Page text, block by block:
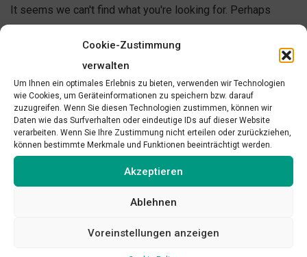
Cookie-Zustimmung
verwalten
Um Ihnen ein optimales Erlebnis zu bieten, verwenden wir Technologien
wie Cookies, um Geräteinformationen zu speichern bzw. darauf
zuzugreifen. Wenn Sie diesen Technologien zustimmen, können wir
Daten wie das Surfverhalten oder eindeutige IDs auf dieser Website
verarbeiten. Wenn Sie Ihre Zustimmung nicht erteilen oder zurückziehen,
können bestimmte Merkmale und Funktionen beeinträchtigt werden.
Akzeptieren
Ablehnen
Voreinstellungen anzeigen
It seems we can't find what you're looking for. Perhaps